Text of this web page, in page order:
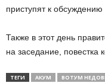
приступят к
Также в этот день
на заседание, повестка
ТЕГИ АКУМ ВОТУМ